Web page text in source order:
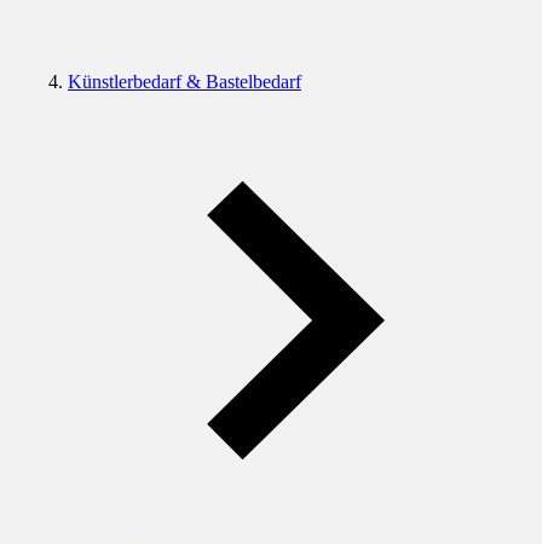
Künstlerbedarf & Bastelbedarf